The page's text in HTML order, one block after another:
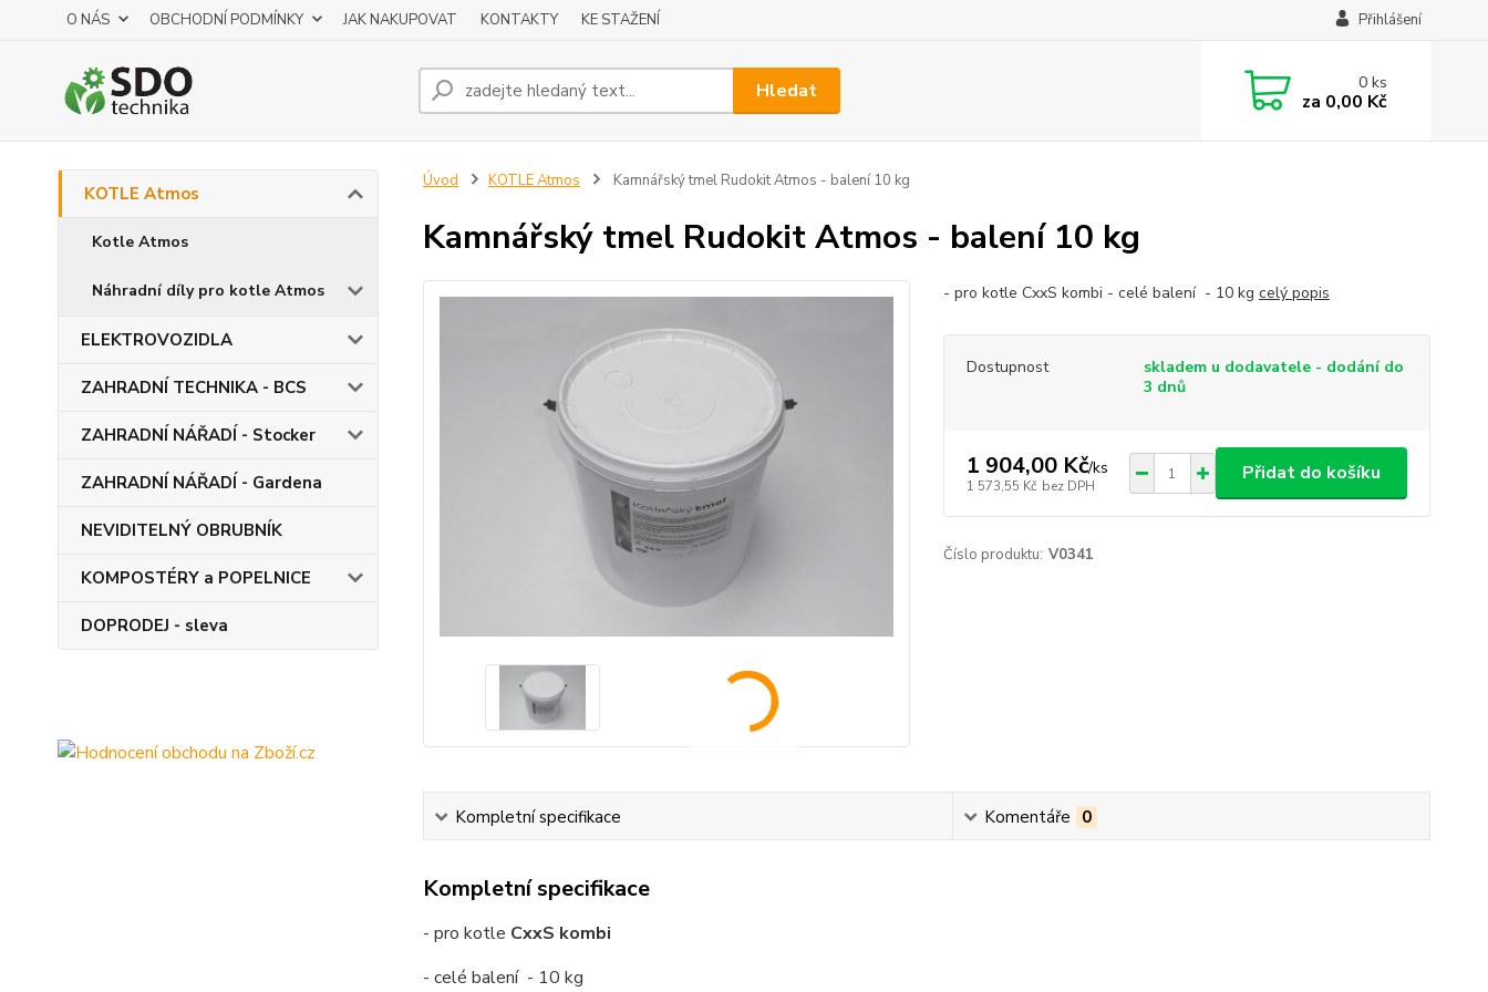
O NÁS OBCHODNÍ PODMÍNKY JAK NAKUPOVAT KONTAKTY KE STAŽENÍ Přihlášení
Hledat 0ks
za 0,00 Kč
KOTLE Atmos
Kotle Atmos
Náhradní díly pro kotle Atmos
ELEKTROVOZIDLA
ZAHRADNÍ TECHNIKA - BCS
ZAHRADNÍ NÁŘADÍ - Stocker
ZAHRADNÍ NÁŘADÍ - Gardena
NEVIDITELNÝ OBRUBNÍK
KOMPOSTÉRY a POPELNICE
DOPRODEJ - sleva
Úvod KOTLE Atmos Kamnářský tmel Rudokit Atmos - balení 10 kg
Kamnářský tmel Rudokit Atmos - balení 10 kg
- pro kotle CxxS kombi - celé balení - 10 kg celý popis
Dostupnost
skladem u dodavatele - dodání do
3 dnů
1 904,00 Kč/ks
1 573,55 Kč bez DPH
Přidat do košíku
Číslo produktu: V0341
Kompletní specifikace Komentáře 0
Kompletní specifikace
- pro kotle CxxS kombi
- celé balení - 10 kg